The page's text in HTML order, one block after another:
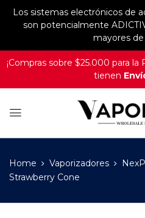
Los sistemas electrónicos de
son potencialmente
mayores de
¡Compras sobre $25.000 para
tienen
Home Vaporizadores
Strawberry Cone